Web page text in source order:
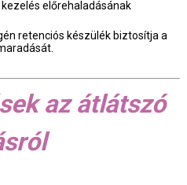
előrehaladásának
retenciós készülék biztosítja a
az átlátszó